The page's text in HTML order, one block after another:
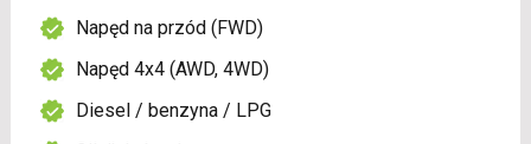
Napęd na przód (FWD)
Napęd 4x4 (AWD, 4WD)
Diesel / benzyna / LPG